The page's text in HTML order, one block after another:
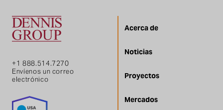
+1 888.514.7270
Envíenos un correo
electrónico
Acerca de
Noticias
Proyectos
Mercados